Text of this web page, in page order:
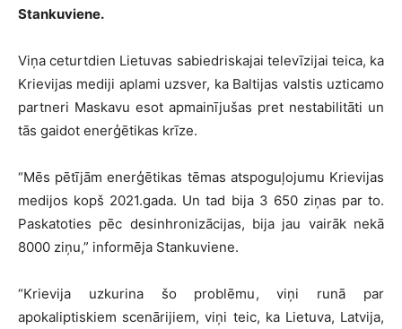
Stankuviene.
Viņa ceturtdien Lietuvas sabiedriskajai televīzijai teica, ka
Krievijas mediji aplami uzsver, ka Baltijas valstis uzticamo
partneri Maskavu esot apmainījušas pret nestabilitāti un
tās gaidot enerģētikas krīze.
“Mēs pētījām enerģētikas tēmas atspoguļojumu Krievijas
medijos kopš 2021.gada. Un tad bija 3 650 ziņas par to.
Paskatoties pēc desinhronizācijas, bija jau vairāk nekā
8000 ziņu,” informēja Stankuviene.
“Krievija uzkurina šo problēmu, viņi runā par
apokaliptiskiem scenārijiem, viņi teic, ka Lietuva, Latvija,